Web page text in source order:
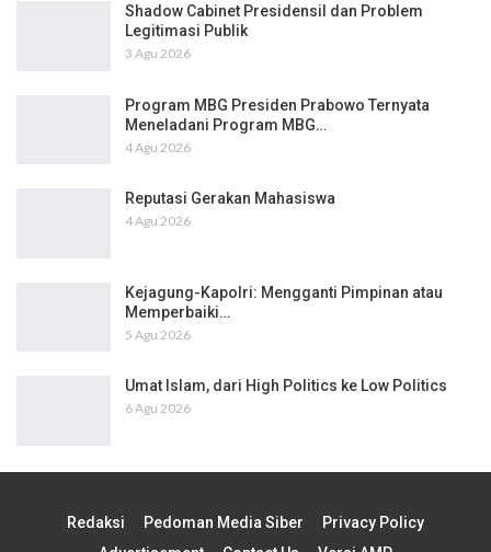
Shadow Cabinet Presidensil dan Problem
Legitimasi Publik
3 Agu 2026
Program MBG Presiden Prabowo Ternyata
Meneladani Program MBG…
4 Agu 2026
Reputasi Gerakan Mahasiswa
4 Agu 2026
Kejagung-Kapolri: Mengganti Pimpinan atau
Memperbaiki…
5 Agu 2026
Umat Islam, dari High Politics ke Low Politics
6 Agu 2026
Redaksi Pedoman Media Siber
Privacy Policy